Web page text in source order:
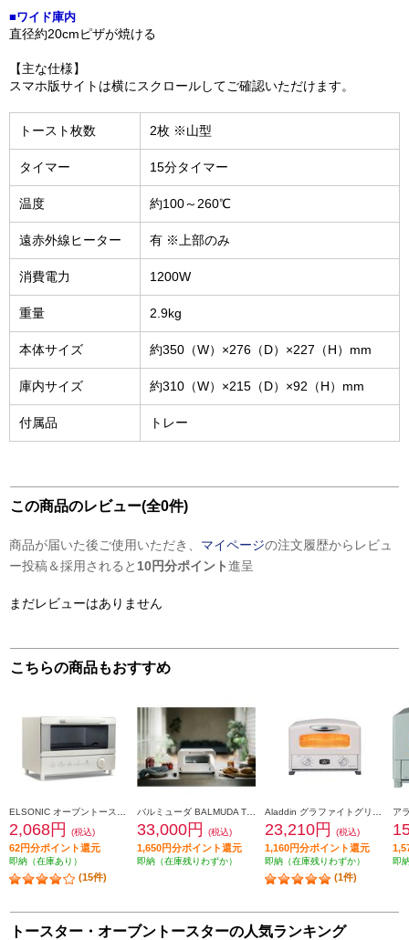
■ワイド庫内
直径約20cmピザが焼ける
【主な仕様】
スマホ版サイトは横にスクロールしてご確認いただけます。
トースト枚数 2枚 ※山型
タイマー 15分タイマー
温度 約100～260℃
遠赤外線ヒーター 有 ※上部のみ
消費電力 1200W
重量 2.9kg
本体サイズ 約350（W）×276（D）×227（H）mm
庫内サイズ 約310（W）×215（D）×92（H）mm
付属品 トレー
この商品のレビュー(全0件)
商品が届いた後ご使用いただき、 マイページの注文履歴からレビュ
ー投稿＆採用されると 10円分ポイント進呈
まだレビューはありません
こちらの商品もおすすめ
2,068円 (税込)
62円分ポイント還元
即納（在庫あり）
(15件)
33,000円 (税込)
1,650円分ポイント還元
即納（在庫残りわずか）
23,210円 (税込)
1,160円分ポイント還元
即納（在庫残りわずか）
(1件)
即
トースター・オーブントースターの人気ランキング